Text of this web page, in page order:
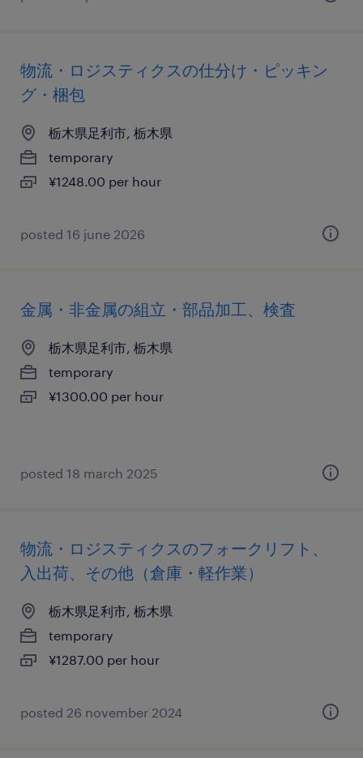
物流・ロジスティクスの仕分け・ピッキン
グ・梱包
栃木県足利市, 栃木県
temporary
¥1248.00 per hour
posted 16 june 2026
金属・非金属の組立・部品加工、検査
栃木県足利市, 栃木県
temporary
¥1300.00 per hour
posted 18 march 2025
物流・ロジスティクスのフォークリフト、
入出荷、その他（倉庫・軽作業）
栃木県足利市, 栃木県
temporary
¥1287.00 per hour
posted 26 november 2024